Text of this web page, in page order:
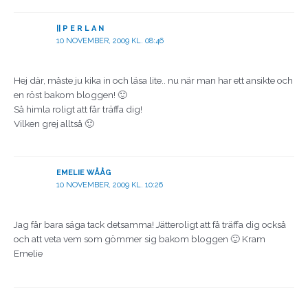
|| P E R L A N
10 NOVEMBER, 2009 KL. 08:46
Hej där, måste ju kika in och läsa lite.. nu när man har ett ansikte och
en röst bakom bloggen! 🙂
Så himla roligt att får träffa dig!
Vilken grej alltså 🙂
EMELIE WÅÅG
10 NOVEMBER, 2009 KL. 10:26
Jag får bara säga tack detsamma! Jätteroligt att få träffa dig också
och att veta vem som gömmer sig bakom bloggen 🙂 Kram
Emelie